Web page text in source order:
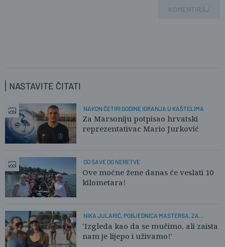
KOMENTIRAJ
NASTAVITE ČITATI
NAKON ČETIRI GODINE IGRANJA U KAŠTELIMA
Za Marsoniju potpisao hrvatski
reprezentativac Mario Jurković
OD SAVE DO NERETVE
Ove moćne žene danas će veslati 10
kilometara!
NIKA JULARIĆ, POBJEDNICA MASTERSA, ZA
PLUSPORTAL:
'Izgleda kao da se mučimo, ali zaista
nam je lijepo i uživamo!'